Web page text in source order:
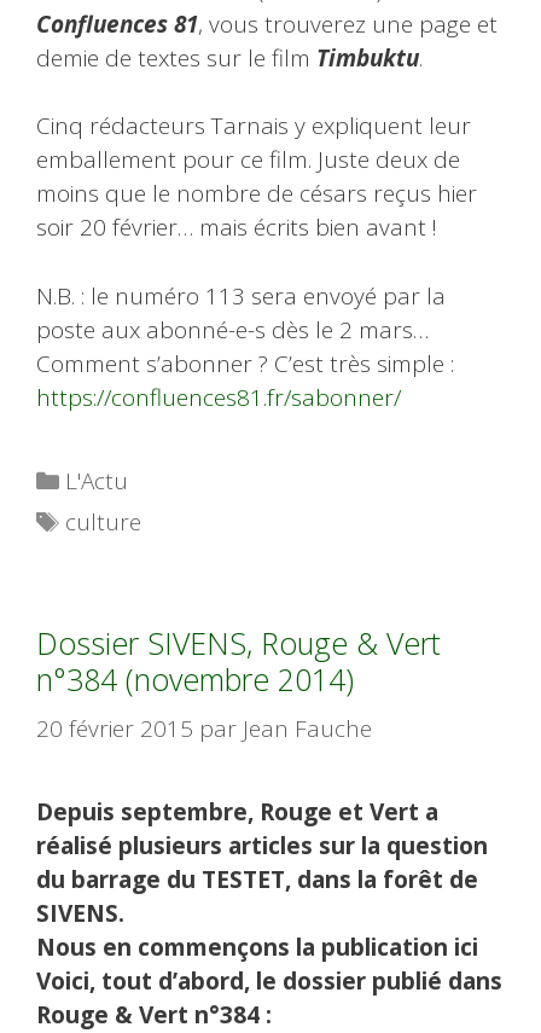
Confluences 81, vous trouverez une page et
demie de textes sur le film Timbuktu.
Cinq rédacteurs Tarnais y expliquent leur
emballement pour ce film. Juste deux de
moins que le nombre de césars reçus hier
soir 20 février… mais écrits bien avant !
N.B. : le numéro 113 sera envoyé par la
poste aux abonné-e-s dès le 2 mars…
Comment s’abonner ? C’est très simple :
https://confluences81.fr/sabonner/
Catégories
L'Actu
Étiquettes
culture
Dossier SIVENS, Rouge & Vert
n°384 (novembre 2014)
20 février 2015 par Jean Fauche
Depuis septembre, Rouge et Vert a
réalisé plusieurs articles sur la question
du barrage du TESTET, dans la forêt de
SIVENS.
Nous en commençons la publication ici
Voici, tout d’abord, le dossier publié dans
Rouge & Vert n°384 :